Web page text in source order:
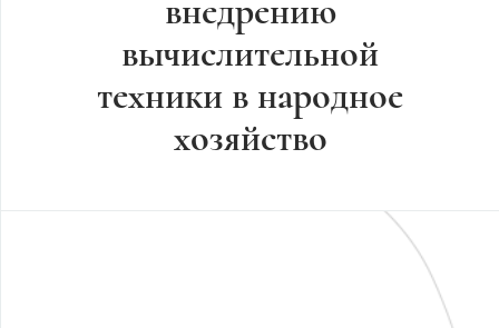
внедрению
вычислительной
техники в народное
хозяйство